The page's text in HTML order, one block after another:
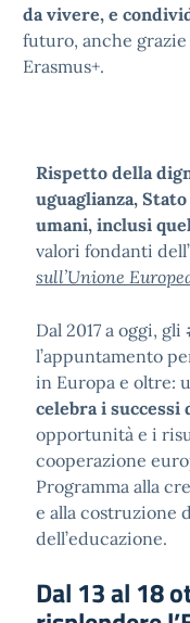
da vivere, e
futuro, anche
Erasmus+.
Rispetto della
uguaglianza,
umani, inclusi
valori fondanti
sull’Unione
Dal 2017 a oggi, gli
l’appuntamento
in Europa e oltre:
celebra i successi
opportunità e i
cooperazione
Programma alla
e alla costruzione
dell’educazione.
Dal 13 al 18